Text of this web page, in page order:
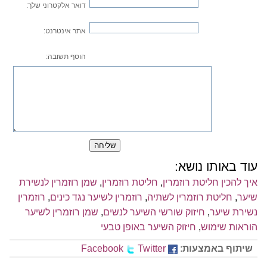
דואר אלקטרוני שלך:
אתר אינטרנט:
הוסף תשובה:
עוד באותו נושא:
איך להכין חליטת רוזמרין, חליטת רוזמרין, שמן רוזמרין לנשירת
שיער, חליטת רוזמרין לשתיה, רוזמרין לשיער נגד כינים, רוזמרין
נשירת שיער, חיזוק שורשי השיער לנשים, שמן רוזמרין לשיער
הוראות שימוש, חיזוק השיער באופן טבעי
שיתוף באמצעות:
Facebook Twitter